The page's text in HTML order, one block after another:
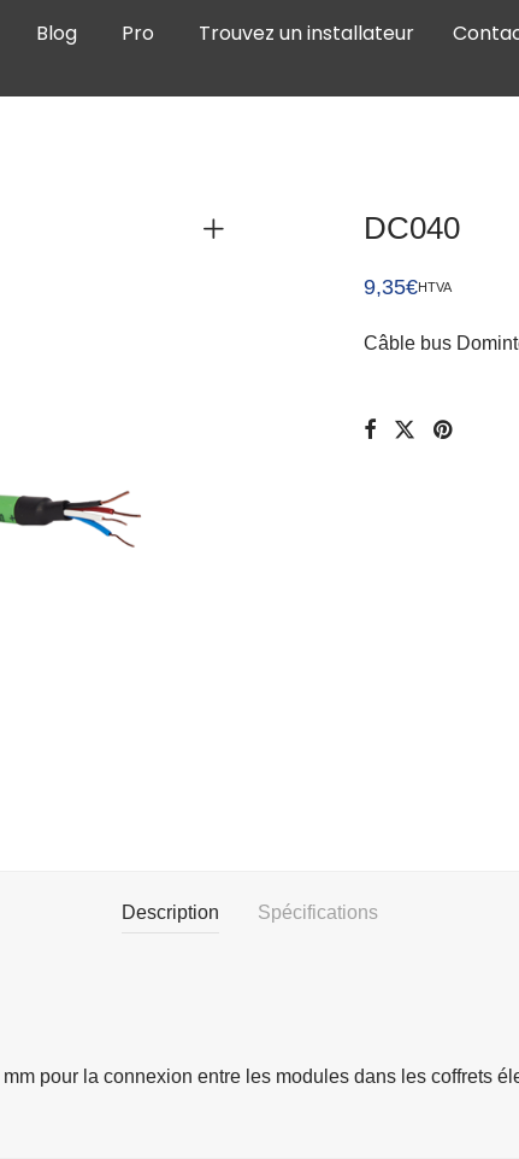
Blog Pro Trouvez un installateur
DC040
9,35€HTVA
Câble bus
Description Spécifications
pour la connexion entre les modules dans les coffrets